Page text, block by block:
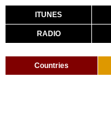
ITUNES
RADIO
Countries